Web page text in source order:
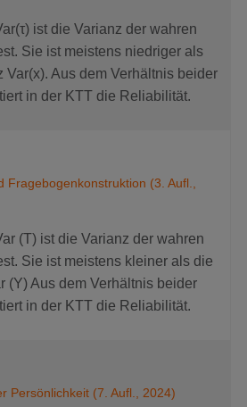
ist die Varianz der wahren
Sie ist meistens niedriger als
Var(x). Aus dem Verhältnis beider
in der KTT die Reliabilität.
Fragebogenkonstruktion (3. Aufl.,
(T) ist die Varianz der wahren
Sie ist meistens kleiner als die
(Y) Aus dem Verhältnis beider
in der KTT die Reliabilität.
Persönlichkeit (7. Aufl., 2024)